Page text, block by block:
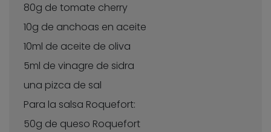
80g de tomate cherry
10g de anchoas en aceite
10ml de aceite de oliva
5ml de vinagre de sidra
una pizca de sal
Para la salsa Roquefort:
50g de queso Roquefort